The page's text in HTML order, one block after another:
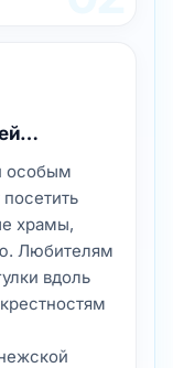
особым
храмы,
Любителям
вдоль